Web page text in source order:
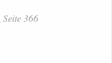
Seite 366